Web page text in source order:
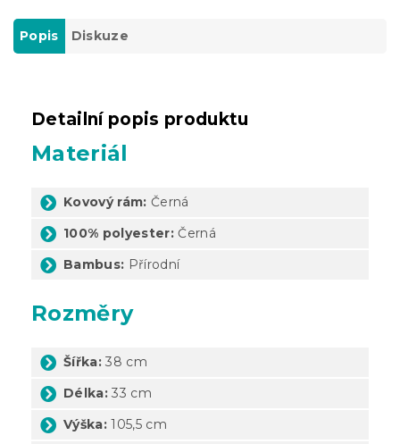
Popis Diskuze
Detailní popis produktu
Materiál
Kovový rám: Černá
100% polyester: Černá
Bambus: Přírodní
Rozměry
Šířka: 38 cm
Délka: 33 cm
Výška: 105,5 cm